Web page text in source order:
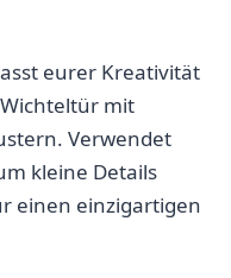
eurer Kreativität
mit
​Verwendet
kleine Details
einen⁤ einzigartigen